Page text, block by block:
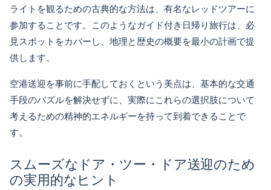
ライトを観るための古典的な方法は、有名なレッドツアーに
参加することです。このようなガイド付き日帰り旅行は、必
見スポットをカバーし、地理と歴史の概要を最小の計画で提
供します。
空港送迎を事前に手配しておくという美点は、基本的な交通
手段のパズルを解決せずに、実際にこれらの選択肢について
考えるための精神的エネルギーを持って到着できることで
す。
スムーズなドア・ツー・ドア送迎のため
の実用的なヒント